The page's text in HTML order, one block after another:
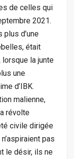
de celles qui
2021.
plus d’une
était
lorsque la junte
une
d’IBK.
malienne,
révolte
civile dirigée
pas
le désir, ils ne